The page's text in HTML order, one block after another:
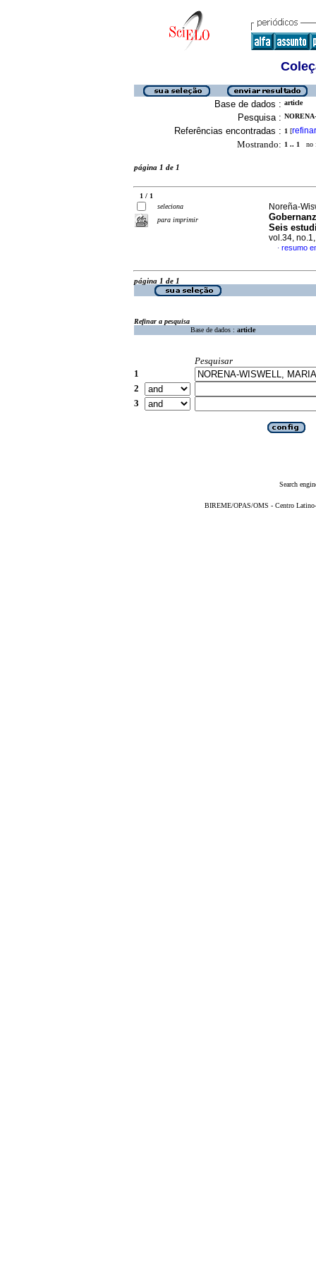
Base de dados : article
Pesquisa :
Referências encontradas : 1 [refinar
Mostrando: 1 .. 1 no
página 1 de 1
1 / 1
seleciona
para imprimir
Noreña-
Seis
vol.34,
· resumo
página 1 de 1
Refinar a pesquisa
Base de dados : article
Pesquisar
1
2
3
Search
BIREME/OPAS/OMS - Centro Latino-